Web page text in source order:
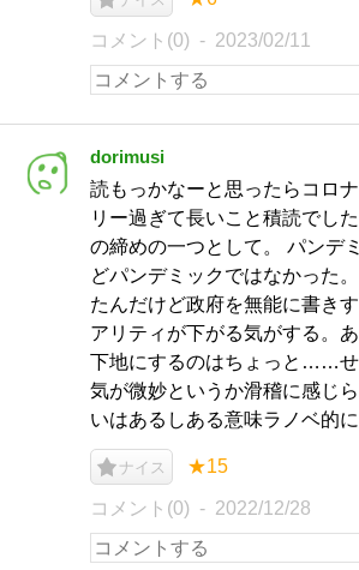
コメント(0) 2023/02/11
dorimusi
読もっかなーと思ったらコロ
リー過ぎて長いこと積読でし
の締めの一つとして。 パンデ
どパンデミックではなかった
たんだけど政府を無能に書き
アリティが下がる気がする。
下地にするのはちょっと……せ
気が微妙というか滑稽に感じ
いはあるしある意味ラノベ的に
ナイス ★15
コメント(0) 2022/12/28